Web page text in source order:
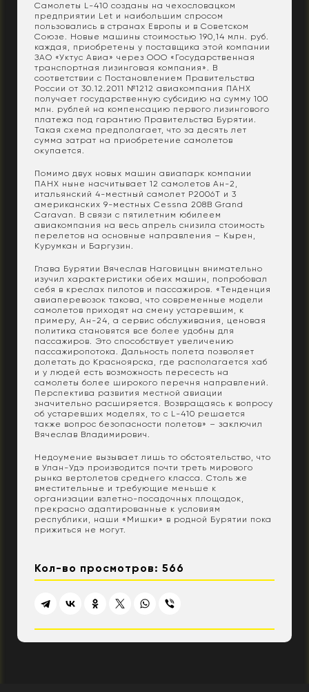
Самолеты L-410 созданы на чехословацком
предприятии Let и наибольшим спросом
пользовались в странах Европы и в Советском
Союзе. Новые машины стоимостью 190,14 млн. руб.
каждая, приобретены у поставщика этой компании
ЗАО «Уктус Авиа» через ООО «Государственная
транспортная лизинговая компания». В
соответствии с Постановлением Правительства
России от 30.12.2011 №1212 авиакомпания ПАНХ
получает государственную субсидию на сумму 100
млн. рублей на компенсацию первого лизингового
платежа под гарантию Правительства Бурятии.
Такая схема предполагает, что за десять лет
сумма затрат на приобретение самолетов
окупается.
Помимо двух новых машин авиапарк компании
ПАНХ ныне насчитывает 12 самолетов Ан-2,
итальянский 4-местный самолет Р2006Т и 3
американских 9-местных Cessna 208B Grand
Caravan. В связи с пятилетним юбилеем
авиакомпания на весь апрель снизила стоимость
перелетов на основные направления – Кырен,
Курумкан и Баргузин.
Глава Бурятии Вячеслав Наговицын внимательно
изучил характеристики обеих машин, попробовал
себя в креслах пилотов и пассажиров. «Тенденция
авиаперевозок такова, что современные модели
самолетов приходят на смену устаревшим, к
примеру, Ан-24, а сервис обслуживания, ценовая
политика становятся все более удобны для
пассажиров. Это способствует увеличению
пассажиропотока. Дальность полета позволяет
долетать до Красноярска, где располагается хаб
и у людей есть возможность пересесть на
самолеты более широкого перечня направлений.
Перспектива развития местной авиации
значительно расширяется. Возвращаясь к вопросу
об устаревших моделях, то с L-410 решается
также вопрос безопасности полетов» – заключил
Вячеслав Владимирович.
Недоумение вызывает лишь то обстоятельство, что
в Улан-Удэ производится почти треть мирового
рынка вертолетов среднего класса. Столь же
вместительные и требующие меньше к
организации взлетно-посадочных площадок,
прекрасно адаптированные к условиям
республики, наши «Мишки» в родной Бурятии пока
прижиться не могут.
Кол-во просмотров: 566